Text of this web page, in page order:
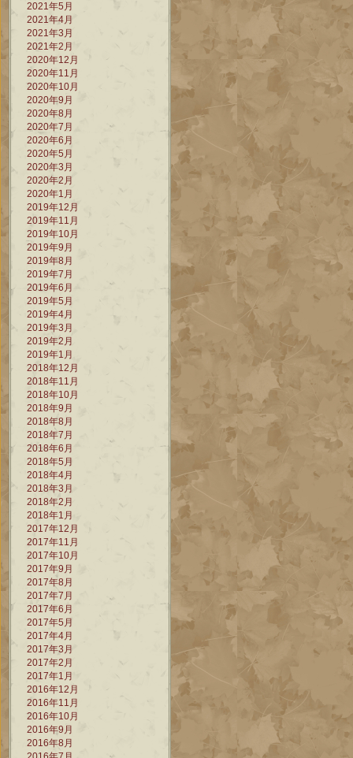
2021年5月
2021年4月
2021年3月
2021年2月
2020年12月
2020年11月
2020年10月
2020年9月
2020年8月
2020年7月
2020年6月
2020年5月
2020年3月
2020年2月
2020年1月
2019年12月
2019年11月
2019年10月
2019年9月
2019年8月
2019年7月
2019年6月
2019年5月
2019年4月
2019年3月
2019年2月
2019年1月
2018年12月
2018年11月
2018年10月
2018年9月
2018年8月
2018年7月
2018年6月
2018年5月
2018年4月
2018年3月
2018年2月
2018年1月
2017年12月
2017年11月
2017年10月
2017年9月
2017年8月
2017年7月
2017年6月
2017年5月
2017年4月
2017年3月
2017年2月
2017年1月
2016年12月
2016年11月
2016年10月
2016年9月
2016年8月